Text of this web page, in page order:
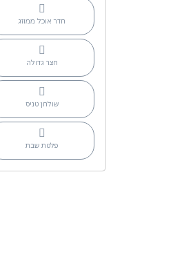
חדר אוכל ממוזג
חצר גדולה
שולחן טניס
פלטת שבת